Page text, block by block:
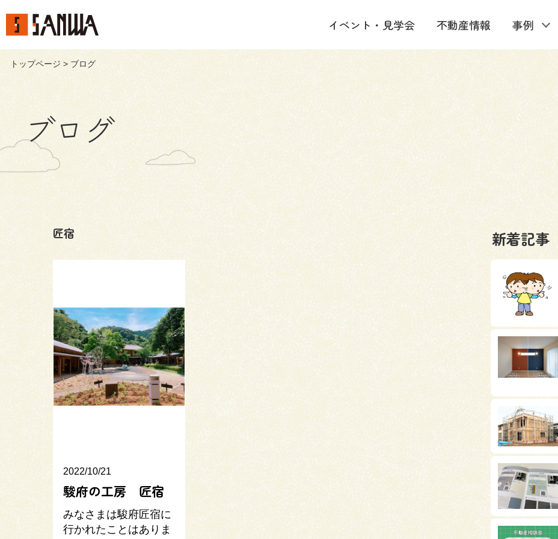
イベント・見学会 不動産情報 事例
トップページ > ブログ
ブログ
匠宿
2022/10/21
駿府の工房 匠宿
みなさまは駿府匠宿に
行かれたことはありま
新着記事